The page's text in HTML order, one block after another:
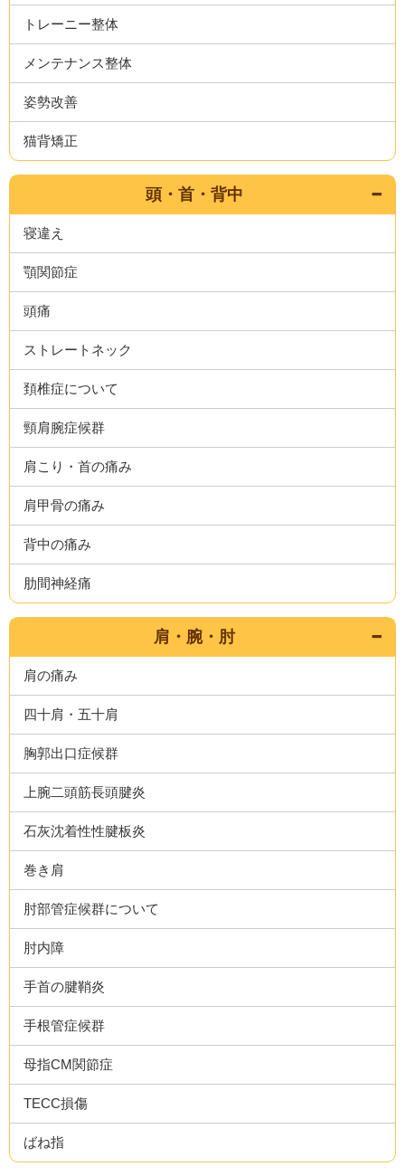
トレーニー整体
メンテナンス整体
姿勢改善
猫背矯正
頭・首・背中
寝違え
顎関節症
頭痛
ストレートネック
頚椎症について
頸肩腕症候群
肩こり・首の痛み
肩甲骨の痛み
背中の痛み
肋間神経痛
肩・腕・肘
肩の痛み
四十肩・五十肩
胸郭出口症候群
上腕二頭筋長頭腱炎
石灰沈着性性腱板炎
巻き肩
肘部管症候群について
肘内障
手首の腱鞘炎
手根管症候群
母指CM関節症
TECC損傷
ばね指